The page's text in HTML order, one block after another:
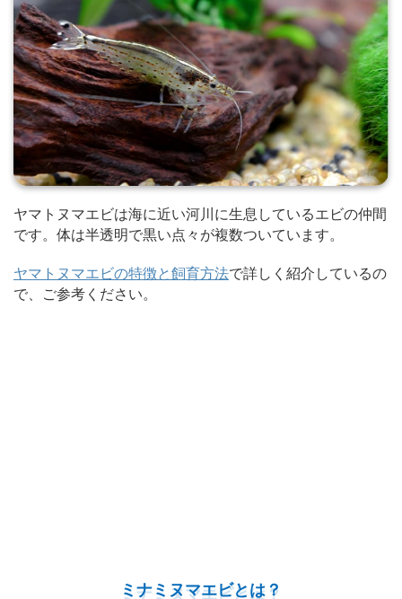
ヤマトヌマエビは海に近い河川に生息しているエビの仲間
です。体は半透明で黒い点々が複数ついています。
ヤマトヌマエビの特徴と飼育方法で詳しく紹介しているの
で、ご参考ください。
ミナミヌマエビとは？